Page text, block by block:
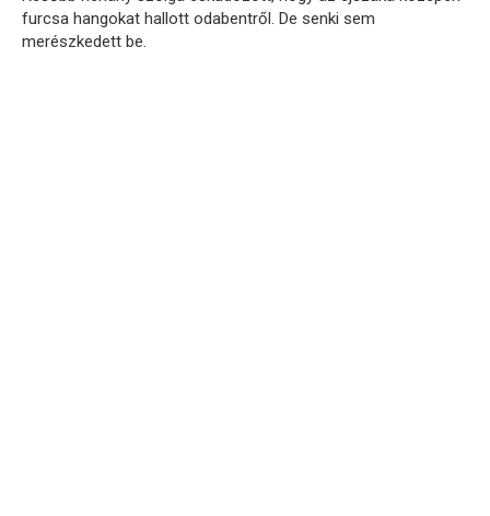
furcsa hangokat hallott odabentről. De senki sem
merészkedett be.